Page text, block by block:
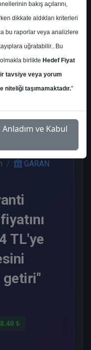
Tavsiye
1
Nötr
1
GARAN
TL'ye
getiri"
₺
bakış açılarını,
dikkate aldıkları kriterleri
bu raporlar veya analizlere
uğratabilir.. Bu
birlikte Hedef Fiyat
tavsiye veya yorum
taşımamaktadır."
ve Kabul